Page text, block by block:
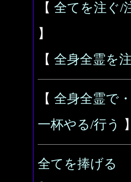
【 全てを注ぐ/
】
【 全身全霊を
【 全身全霊で
一杯やる/行う
】
全てを捧げる